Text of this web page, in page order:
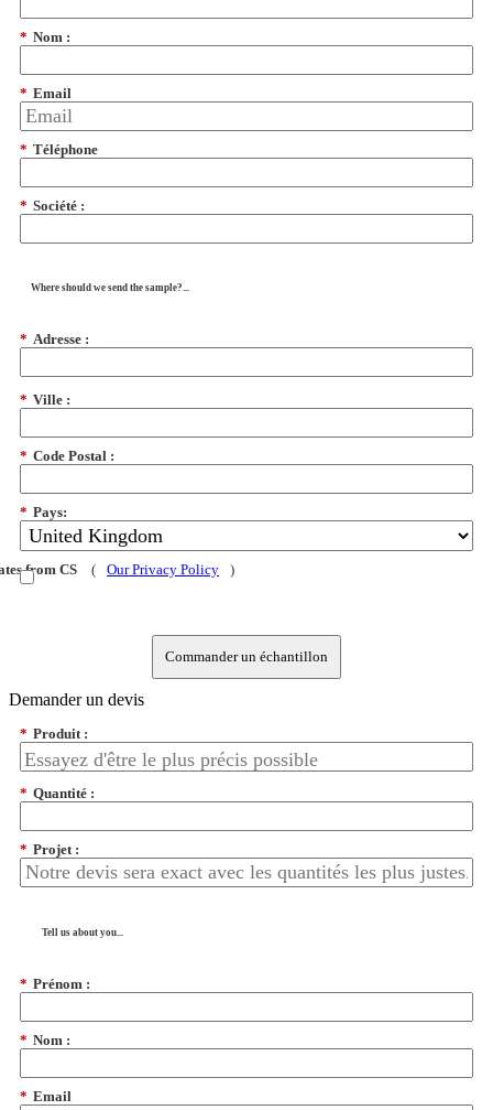
* Nom :
* Email
* Téléphone
* Société :
Where should we send the sample?...
* Adresse :
* Ville :
* Code Postal :
* Pays:
from CS ( Our Privacy Policy )
Commander un échantillon
Demander un devis
* Produit :
* Quantité :
* Projet :
Tell us about you...
* Prénom :
* Nom :
* Email